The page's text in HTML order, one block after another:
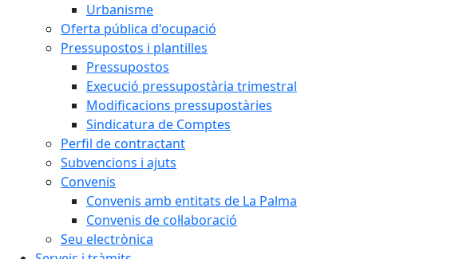
Urbanisme
Oferta pública d'ocupació
Pressupostos i plantilles
Pressupostos
Execució pressupostària trimestral
Modificacions pressupostàries
Sindicatura de Comptes
Perfil de contractant
Subvencions i ajuts
Convenis
Convenis amb entitats de La Palma
Convenis de col·laboració
Seu electrònica